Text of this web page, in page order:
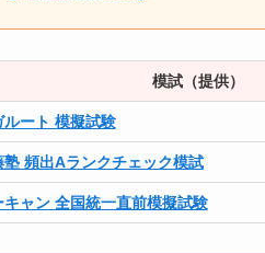
模試（提供）
ルート 模擬試験
塾 頻出Aランクチェック模試
キャン 全国統一直前模擬試験